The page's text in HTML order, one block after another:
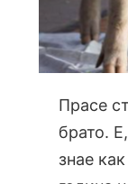
Прасе
брато.
знае